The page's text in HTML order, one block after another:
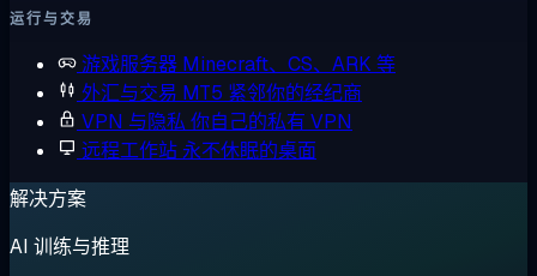
运行与交易
游戏服务器 Minecraft、CS、ARK 等
外汇与交易 MT5 紧邻你的经纪商
VPN 与隐私 你自己的私有 VPN
远程工作站 永不休眠的桌面
解决方案
AI 训练与推理